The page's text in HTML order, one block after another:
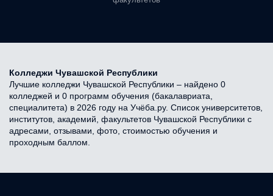
Колледжи Чувашской Республики
Лучшие колледжи Чувашской Республики – найдено 0
колледжей и 0 программ обучения (бакалавриата,
специалитета) в 2026 году на Учёба.ру. Список университетов,
институтов, академий, факультетов Чувашской Республики с
адресами, отзывами, фото, стоимостью обучения и
проходным баллом.